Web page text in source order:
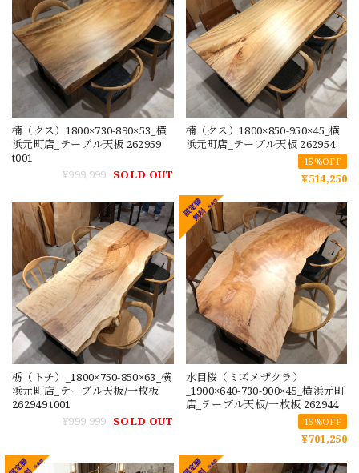
楠（クス）1800×730-890×53_横
浜元町店_テーブル天板 262959
t001
¥999,999 SOLD OUT
楠（クス）1800×850-950×45_横
浜元町店_テーブル天板 262954
15%OFF
¥514,250
栃（トチ）_1800×750-850×63_横
浜元町店_テーブル天板/一枚板
262949 t001
¥999,999 SOLD OUT
水目桜（ミズメザクラ）
_1900×640-730-900×45_横浜元町
店_テーブル天板/一枚板 262944
15%OFF
¥701,250